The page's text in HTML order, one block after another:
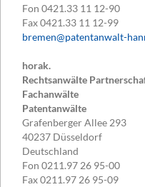
Fon 0421.33 11 12-90
Fax0421.33 11 12-99
bremen@patentanwalt-
horak.
Rechtsanwälte
Fachanwälte
Patentanwälte
Grafenberger Allee 293
40237 Düsseldorf
Deutschland
Fon 0211.97 26 95-00
Fax0211.97 26 95-09